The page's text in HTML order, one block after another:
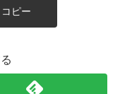
コピー